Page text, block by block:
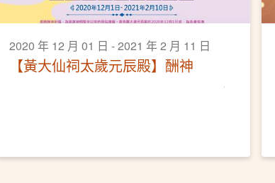
2020 年 12 月 01 日 - 2021 年 2 月 11 日
【黃大仙祠太歲元辰殿】酬神